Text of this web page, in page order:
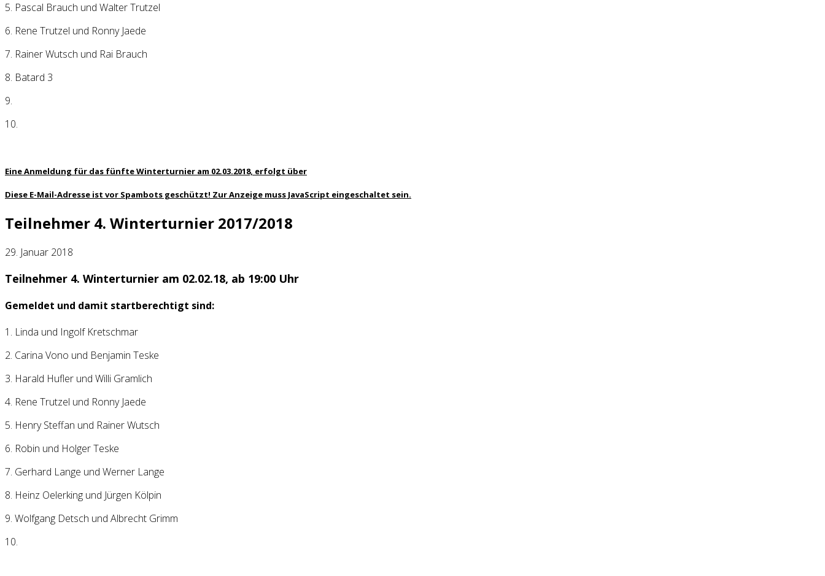
5. Pascal Brauch und Walter Trutzel
6. Rene Trutzel und Ronny Jaede
7. Rainer Wutsch und Rai Brauch
8. Batard 3
9.
10.
Eine Anmeldung für das fünfte Winterturnier am 02.03.2018, erfolgt über
Diese E-Mail-Adresse ist vor Spambots geschützt! Zur Anzeige muss JavaScript eingeschaltet sein.
Teilnehmer 4. Winterturnier 2017/2018
29. Januar 2018
Teilnehmer 4. Winterturnier am 02.02.18, ab 19:00 Uhr
Gemeldet und damit startberechtigt sind:
1. Linda und Ingolf Kretschmar
2. Carina Vono und Benjamin Teske
3. Harald Hufler und Willi Gramlich
4. Rene Trutzel und Ronny Jaede
5. Henry Steffan und Rainer Wutsch
6. Robin und Holger Teske
7. Gerhard Lange und Werner Lange
8. Heinz Oelerking und Jürgen Kölpin
9. Wolfgang Detsch und Albrecht Grimm
10.